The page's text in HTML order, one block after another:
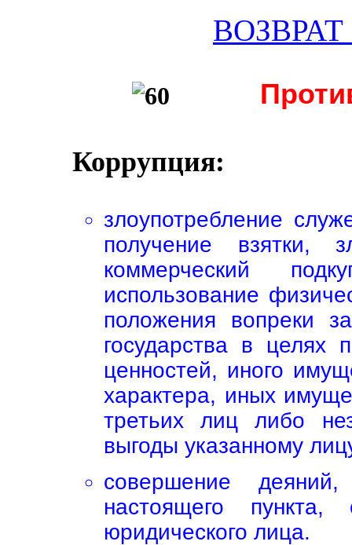
Коррупция:
злоупотребление
получение взятки,
коммерческий
использование
положения вопреки
государства в целях
ценностей, иного
характера, иных
третьих лиц либо
выгоды указанному
совершение
настоящего
юридического лица.